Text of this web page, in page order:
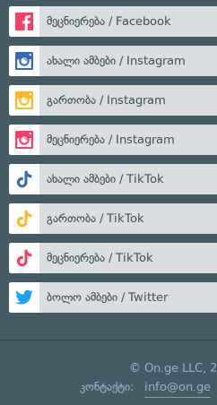
მეცნიერება / Facebook
ახალი ამბები / Instagram
გართობა / Instagram
მეცნიერება / Instagram
ახალი ამბები / TikTok
გართობა / TikTok
მეცნიერება / TikTok
ბოლო ამბები / Twitter
© On.ge LLC,
კონტაქტი: info@on.ge